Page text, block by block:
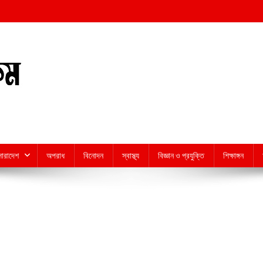
অপরাধ বিনোদন স্বাস্থ্য বিজ্ঞান ও প্রযুক্তি শিক্ষাঙ্গন